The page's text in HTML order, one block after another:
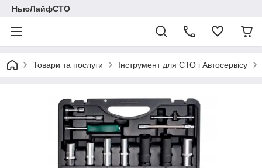
НьюЛайфСТО
Товари та послуги Інструмент для СТО і Автосервісу